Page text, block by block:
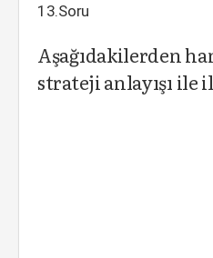
13.Soru
Aşağıdakilerden
strateji anlayışı ile